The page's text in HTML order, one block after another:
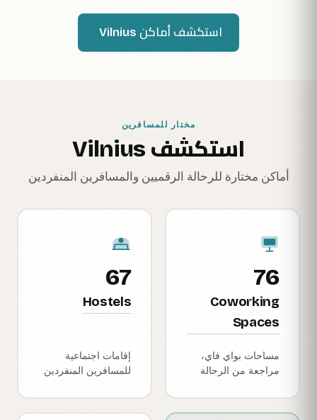
استكشف أماكن Vilnius
مختار للمسافرين
استكشف Vilnius
أماكن مختارة للرحالة الرقميين والمسافرين المنفردين
76
Coworking
Spaces
مساحات بواي فاي،
مراجعة من الرحالة
67
Hostels
إقامات اجتماعية
للمسافرين المنفردين